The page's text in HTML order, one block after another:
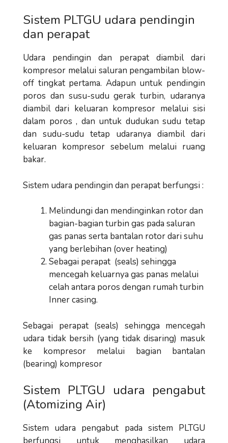
Sistem PLTGU udara pendingin
dan perapat
Udara pendingin dan perapat diambil dari
kompresor melalui saluran pengambilan blow-
off tingkat pertama. Adapun untuk pendingin
poros dan susu-sudu gerak turbin, udaranya
diambil dari keluaran kompresor melalui sisi
dalam poros , dan untuk dudukan sudu tetap
dan sudu-sudu tetap udaranya diambil dari
keluaran kompresor sebelum melalui ruang
bakar.
Sistem udara pendingin dan perapat berfungsi :
Melindungi dan mendinginkan rotor dan
bagian-bagian turbin gas pada saluran
gas panas serta bantalan rotor dari suhu
yang berlebihan (over heating)
Sebagai perapat (seals) sehingga
mencegah keluarnya gas panas melalui
celah antara poros dengan rumah turbin
Inner casing.
Sebagai perapat (seals) sehingga mencegah
udara tidak bersih (yang tidak disaring) masuk
ke kompresor melalui bagian bantalan
(bearing) kompresor
Sistem PLTGU udara pengabut
(Atomizing Air)
Sistem udara pengabut pada sistem PLTGU